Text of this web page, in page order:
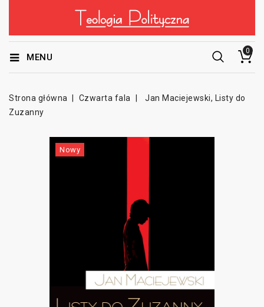
0
MENU
Strona główna Czwarta fala
Jan Maciejewski, Listy do
Zuzanny
Nowy